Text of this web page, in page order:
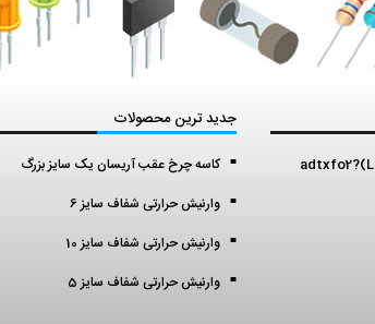
جدید ترین محصولات
کاسه چرخ عقب آریسان یک سایز بزرگ
وارنیش حرارتی شفاف سایز 6
وارنیش حرارتی شفاف سایز 10
وارنیش حرارتی شفاف سایز 5